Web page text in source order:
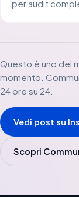
per audit
Questo è uno dei
momento.
24 ore su 24.
Vedi post su
Scopri